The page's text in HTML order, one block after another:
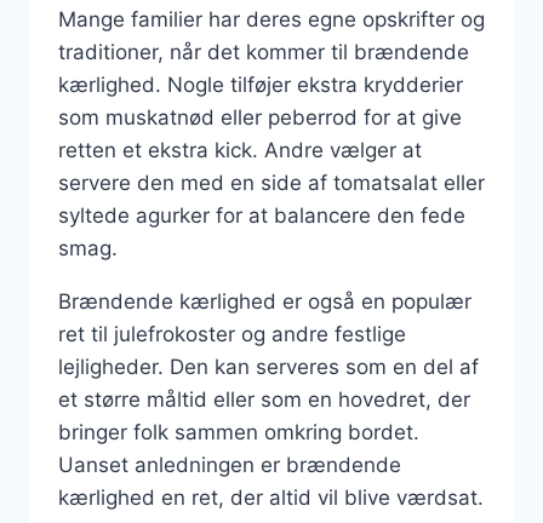
Mange familier har deres egne opskrifter og
traditioner, når det kommer til brændende
kærlighed. Nogle tilføjer ekstra krydderier
som muskatnød eller peberrod for at give
retten et ekstra kick. Andre vælger at
servere den med en side af tomatsalat eller
syltede agurker for at balancere den fede
smag.
Brændende kærlighed er også en populær
ret til julefrokoster og andre festlige
lejligheder. Den kan serveres som en del af
et større måltid eller som en hovedret, der
bringer folk sammen omkring bordet.
Uanset anledningen er brændende
kærlighed en ret, der altid vil blive værdsat.